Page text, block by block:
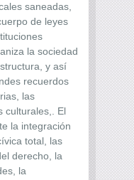
saneadas,
de leyes
la sociedad
y así
recuerdos
las
culturales,. El
la integración
total, las
derecho, la
la